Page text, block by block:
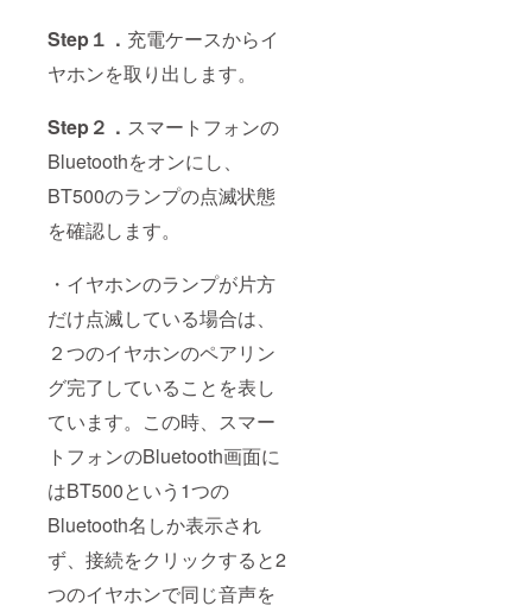
Step１． 充電ケースからイ
ヤホンを取り出します。
Step２． スマートフォンの
Bluetoothをオンにし、
BT500のランプの点滅状態
を確認します。
・イヤホンのランプが片方
だけ点滅している場合は、
２つのイヤホンのペアリン
グ完了していることを表し
ています。この時、スマー
トフォンのBluetooth画面に
はBT500という1つの
Bluetooth名しか表示され
ず、接続をクリックすると2
つのイヤホンで同じ音声を